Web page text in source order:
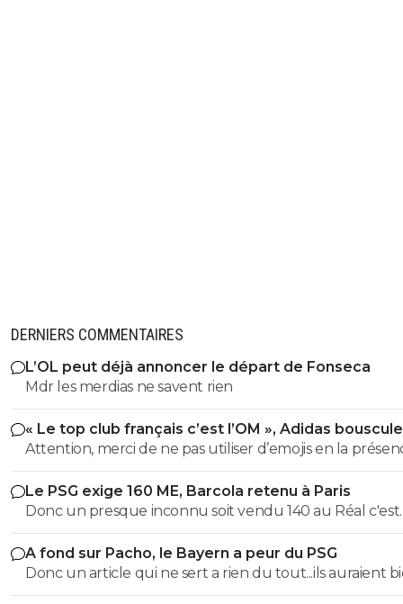
DERNIERS COMMENTAIRES
L’OL peut déjà annoncer le départ de Fonseca
Mdr les merdias ne savent rien
« Le top club français c’est l’OM », Adidas
PSG
Attention, merci de ne pas utiliser d’emojis en la
Raymond Q qui a un traumatisme de l enfance lié à ces
derniers; pour le soutenir, vous pouvez adhérer à son
association se prétendant faire partie d’une « élite »
se refusant catégoriquement l utilisation d emojis bien
populaire à son goût et surtout incompréhensible
gros globes oculaires de sardine. Cordialement.
Le PSG exige 160 ME, Barcola retenu à Paris
Donc un presque inconnu soit vendu 140 au Réal c'est
normal et un double détenteur de la LDC soit à un
faiblard normal ?? Messieurs les anglais allez vous faire
A fond sur Pacho, le Bayern a peur du PSG
Donc un article qui ne sert a rien du tout...ils auraient
voulu mais finalement non...je peux en écrire 200 des